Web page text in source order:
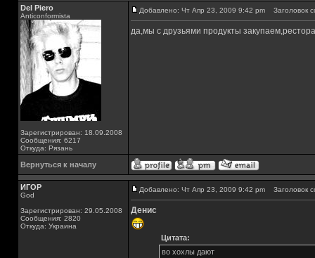
Del Piero
Аnticonformista
Зарегистрирован: 18.09.2008
Сообщения: 6217
Откуда: Рязань
Добавлено: Чт Апр 23, 2009 9:42 pm Заголовок
да,мы с друзьями продукты
Вернуться к началу
ИГОР
God
Зарегистрирован: 29.05.2008
Сообщения: 2820
Откуда: Украина
Добавлено: Чт Апр 23, 2009 9:42 pm Заголовок
Денис
Цитата:
во хохлы дают